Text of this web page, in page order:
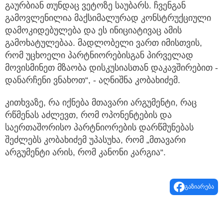
გაურბიან თუნდაც ვეტოზე საუბარს. ჩვენგან
გამოვლენილია მაქსიმალურად კონსტრუქციული
დამოკიდებულება და ეს ინიციატივაც ამის
გამოხატულებაა. მადლობელი ვართ იმისთვის,
რომ უცხოელი პარტნიორებისგან პირველად
მოვისმინეთ მზაობა დისკუსიასთან დაკავშირებით -
დანარჩენი ვნახოთ“, - აღნიშნა კობახიძემ.
კითხვაზე, რა იქნება მთავარი არგუმენტი, რაც
რწმენას აძლევთ, რომ ოპონენტების და
საერთაშორისო პარტნიორების დარწმუნებას
შეძლებს კობახიძემ უპასუხა, რომ „მთავარი
არგუმენტი არის, რომ კანონი კარგია“.
გაზიარება